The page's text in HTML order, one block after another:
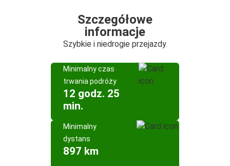
Szczegółowe
informacje
Szybkie i niedrogie przejazdy.
Minimalny czas
trwania podróży
12 godz. 25
min.
Minimalny
dystans
897 km